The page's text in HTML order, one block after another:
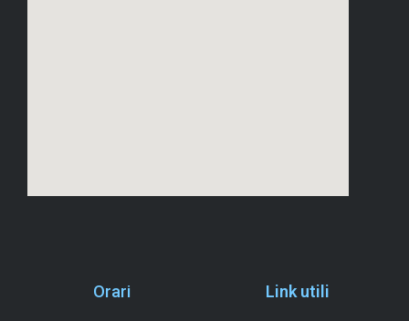
Orari Link utili